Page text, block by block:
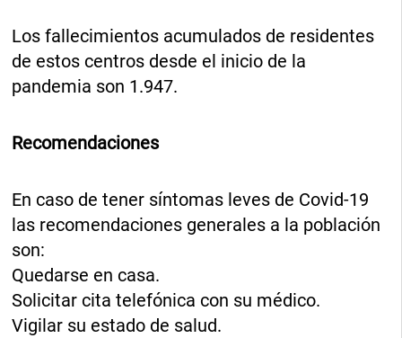
Los fallecimientos acumulados de residentes
de estos centros desde el inicio de la
pandemia son 1.947.
Recomendaciones
En caso de tener síntomas leves de Covid-19
las recomendaciones generales a la población
son:
Quedarse en casa.
Solicitar cita telefónica con su médico.
Vigilar su estado de salud.